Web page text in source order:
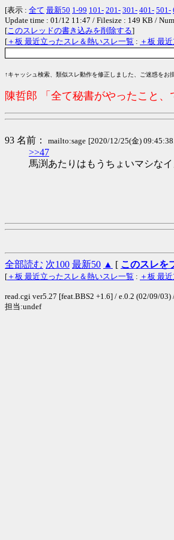
[表示 : 全て 最新50 1-99 101- 201- 301- 401- 501-
Update time : 01/12 11:47 / Filesize : 149 KB /
[このスレッドの書き込みを削除する]
[ ＋板 最近立ったスレ＆熱いスレ一覧 : ＋板 最
↑キャッシュ検索、類似スレ動作を修正しました、ご迷惑をお
陳哲郎 「全て秘書がやったこと
93 名前： mailto:sage [2020/12/25(金)
>>47
馬渕あたりはもうちょいマシな
全部読む 次100 最新50 ▲ [ このスレを
[ ＋板 最近立ったスレ＆熱いスレ一覧 : ＋板 最
read.cgi ver5.27 [feat.BBS2 +1.6] / e.0.2 (02/09/03)
担当:undef